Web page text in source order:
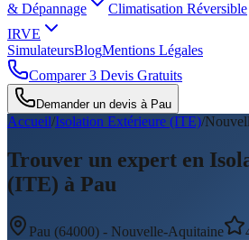
& Dépannage
Climatisation Réversible
IRVE
SimulateursBlogMentions Légales
Comparer 3 Devis Gratuits
Demander un devis à Pau
Accueil/Isolation Extérieure (ITE)/
Trouver un expert en
(ITE) à Pau
Pau (64000) - Nouvelle-Aquitaine